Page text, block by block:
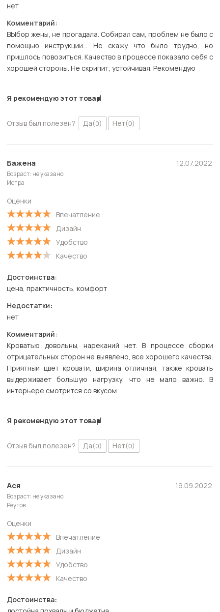
нет
Комментарий:
ВЫбор жены, не прогадала. Собирал сам, проблем не было с
помощью инструкции... Не скажу что было трудно, но
пришлось повозиться. Качество в процессе показало себя с
хорошей стороны. Не скрипит, устойчивая. Рекомендую
Я рекомендую этот товар
Отзыв был полезен? Да(0) Нет(0)
Бажена
Возраст: не указано
Истра
Оценки
Впечатление
Дизайн
Удобство
Качество
12.07.2022
Достоинства:
цена, практичность, комфорт
Недостатки:
нет
Комментарий:
Кроватью довольны, нареканий нет. В процессе сборки
отрицательных сторон не выявлено, все хорошего качества.
Приятный цвет кровати, ширина отличная, также кровать
выдерживает большую нагрузку, что не мало важно. В
интерьере смотрится со вкусом
Я рекомендую этот товар
Отзыв был полезен? Да(0) Нет(0)
Ася
Возраст: не указано
Реутов
Оценки
Впечатление
Дизайн
Удобство
Качество
19.09.2022
Достоинства: